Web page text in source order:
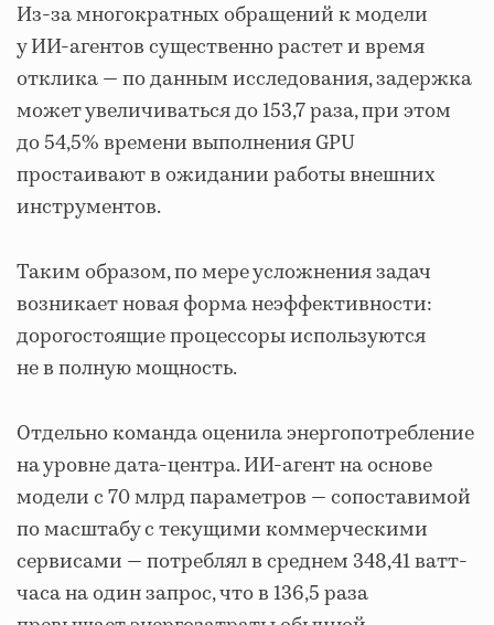
Из-за многократных обращений к модели
у ИИ-агентов существенно растет и время
отклика — по данным исследования, задержка
может увеличиваться до 153,7 раза, при этом
до 54,5% времени выполнения GPU
простаивают в ожидании работы внешних
инструментов.
Таким образом, по мере усложнения задач
возникает новая форма неэффективности:
дорогостоящие процессоры используются
не в полную мощность.
Отдельно команда оценила энергопотребление
на уровне дата-центра. ИИ-агент на основе
модели с 70 млрд параметров — сопоставимой
по масштабу с текущими коммерческими
сервисами — потреблял в среднем 348,41 ватт-
часа на один запрос, что в 136,5 раза